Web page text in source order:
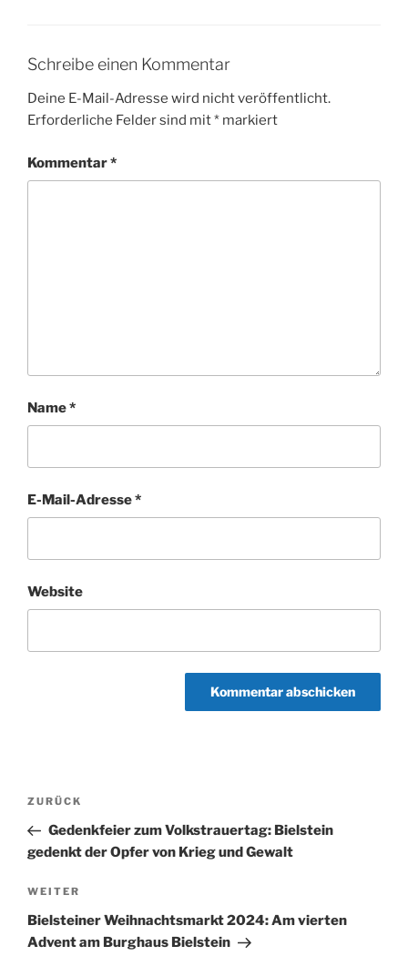
Schreibe einen Kommentar
Deine E-Mail-Adresse wird nicht veröffentlicht.
Erforderliche Felder sind mit* markiert
Kommentar*
Name*
E-Mail-Adresse*
Website
Beitragsnavigation
Vorheriger
Beitrag
ZURÜCK
Gedenkfeier zum Volkstrauertag: Bielstein
gedenkt der Opfer von Krieg und Gewalt
Nächster
Beitrag
WEITER
Bielsteiner Weihnachtsmarkt 2024: Am vierten
Advent am Burghaus Bielstein